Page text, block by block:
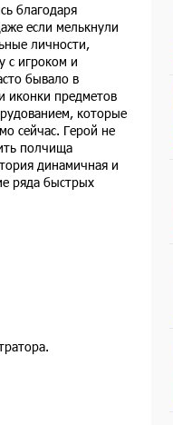
благодаря
если мелькнули
личности,
с игроком и
бывало в
иконки предметов
которые
сейчас. Герой не
полчища
динамичная и
ряда быстрых